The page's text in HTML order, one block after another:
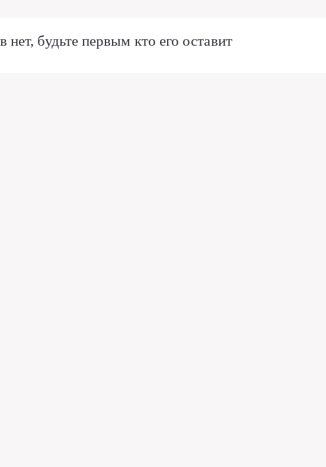
нет, будьте первым кто его оставит